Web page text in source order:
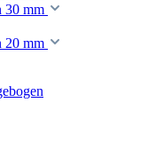
30 mm
20 mm